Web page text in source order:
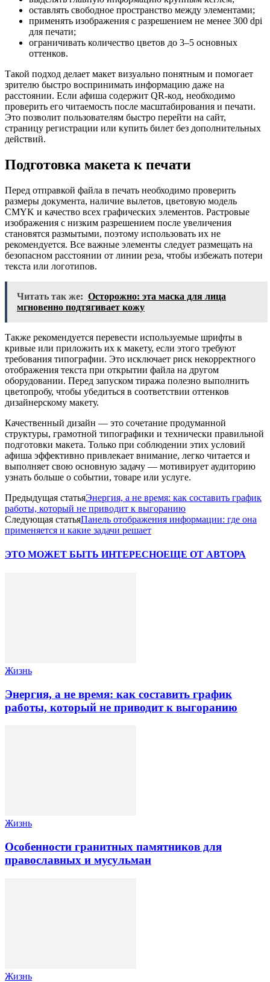
оставлять свободное пространство между элементами;
применять изображения с разрешением не менее 300 dpi
для печати;
ограничивать количество цветов до 3–5 основных
оттенков.
Такой подход делает макет визуально понятным и помогает
зрителю быстро воспринимать информацию даже на
расстоянии. Если афиша содержит QR-код, необходимо
проверить его читаемость после масштабирования и печати.
Это позволит пользователям быстро перейти на сайт,
страницу регистрации или купить билет без дополнительных
действий.
Подготовка макета к печати
Перед отправкой файла в печать необходимо проверить
размеры документа, наличие вылетов, цветовую модель
CMYK и качество всех графических элементов. Растровые
изображения с низким разрешением после увеличения
становятся размытыми, поэтому использовать их не
рекомендуется. Все важные элементы следует размещать на
безопасном расстоянии от линии реза, чтобы избежать потери
текста или логотипов.
Читать так же: Осторожно: эта маска для лица
мгновенно подтягивает кожу
Также рекомендуется перевести используемые шрифты в
кривые или приложить их к макету, если этого требуют
требования типографии. Это исключает риск некорректного
отображения текста при открытии файла на другом
оборудовании. Перед запуском тиража полезно выполнить
цветопробу, чтобы убедиться в соответствии оттенков
дизайнерскому макету.
Качественный дизайн — это сочетание продуманной
структуры, грамотной типографики и технически правильной
подготовки макета. Только при соблюдении этих условий
афиша эффективно привлекает внимание, легко читается и
выполняет свою основную задачу — мотивирует аудиторию
узнать больше о событии, товаре или услуге.
Предыдущая статьяЭнергия, а не время: как составить график
работы, который не приводит к выгоранию
Следующая статьяПанель отображения информации: где она
применяется и какие задачи решает
ЭТО МОЖЕТ БЫТЬ ИНТЕРЕСНОЕЩЕ ОТ АВТОРА
Жизнь
Энергия, а не время: как составить график
работы, который не приводит к выгоранию
Жизнь
Особенности гранитных памятников для
православных и мусульман
Жизнь